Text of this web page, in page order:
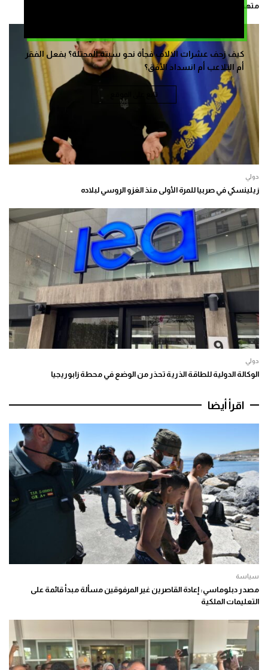
كيف زحف عشرات الالاف فجأة نحو سبتة المحتلة؟ بفعل الفقر
أم التلاعب أم انسداد الأفق؟
تابع على الموقع
متهمون”
دولي
زيلينسكي في صربيا للمرة الأولى منذ الغزو الروسي لبلاده
دولي
الوكالة الدولية للطاقة الذرية تحذر من الوضع في محطة زابوريجيا
اقرأ أيضا
سياسة
مصدر دبلوماسي: إعادة القاصرين غير المرفوقين مسألة مبدأ قائمة على
التعليمات الملكية